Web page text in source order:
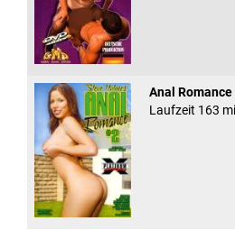
Anal Romance
Laufzeit 163